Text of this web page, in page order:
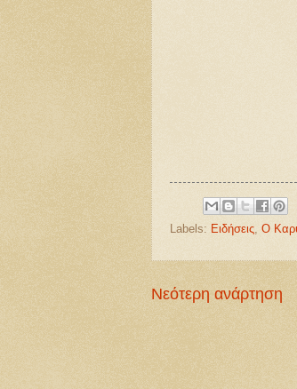
Labels: Ειδήσεις, Ο
Νεότερη ανάρτηση